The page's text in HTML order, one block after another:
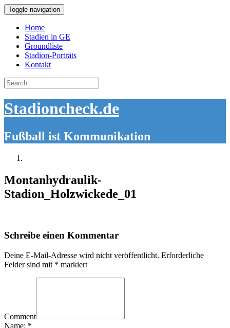
Toggle navigation
Home
Stadien in GE
Groundliste
Stadion-Porträts
Kontakt
Search
for:
Stadioncheck.de
Fußball ist Kommunikation
Montanhydraulik-
Stadion_Holzwickede_01
Schreibe einen Kommentar
Deine E-Mail-Adresse wird nicht veröffentlicht. Erforderliche
Felder sind mit * markiert
Comment
Name: *